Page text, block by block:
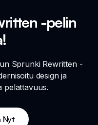
-pelin
Sprunki Rewritten -
design ja
pelattavuus.
Nyt